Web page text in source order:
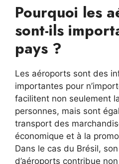
Pourquoi les
sont-ils
pays ?
Les aéroports sont des
importantes pour
facilitent non seulement
personnes, mais sont
transport des
économique et à la
Dans le cas du Brésil,
d’aéroports contribue